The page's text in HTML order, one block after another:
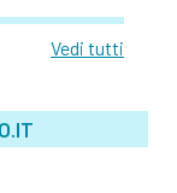
Vedi tutti